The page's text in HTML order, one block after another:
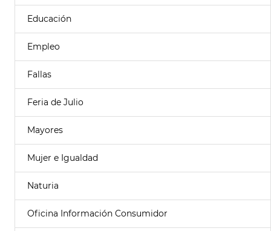
Educación
Empleo
Fallas
Feria de Julio
Mayores
Mujer e Igualdad
Naturia
Oficina Información Consumidor